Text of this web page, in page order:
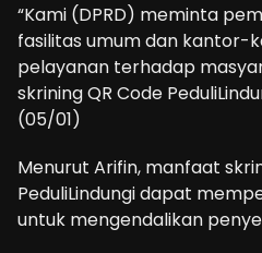
“Kami (DPRD) meminta
fasilitas umum dan kantor-
pelayanan terhadap
skrining QR Code
(05/01)
Menurut Arifin, manfaat
PeduliLindungi dapat
untuk mengendalikan